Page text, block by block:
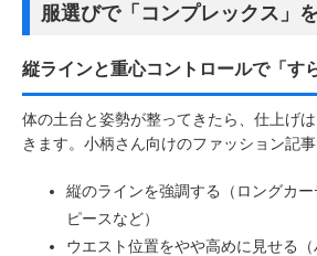
服選びで「コンプレックス」
縦ラインと重心コントロールで「す
体の土台と姿勢が整ってきたら、仕上げ
きます。小柄さん向けのファッション記事
縦のラインを強調する（ロングカ
ピースなど）
ウエスト位置をやや高めに見せる（